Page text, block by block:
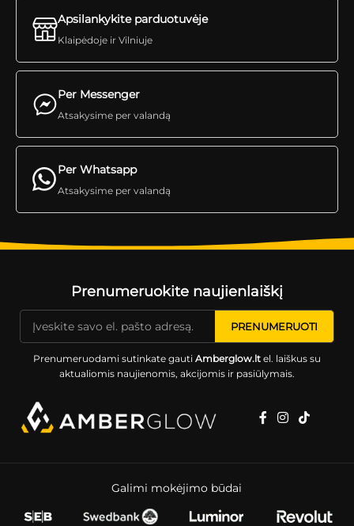
Per Messenger
Atsakysime per valandą
Apsilankykite parduotuvėje
Klaipėdoje ir Vilniuje
Per Whatsapp
Atsakysime per valandą
Prenumeruokite naujienlaiškį
Prenumeruodami sutinkate gauti Amberglow.ltel. laiškus su
aktualiomis naujienomis, akcijomis ir pasiūlymais.
Galimi mokėjimo būdai